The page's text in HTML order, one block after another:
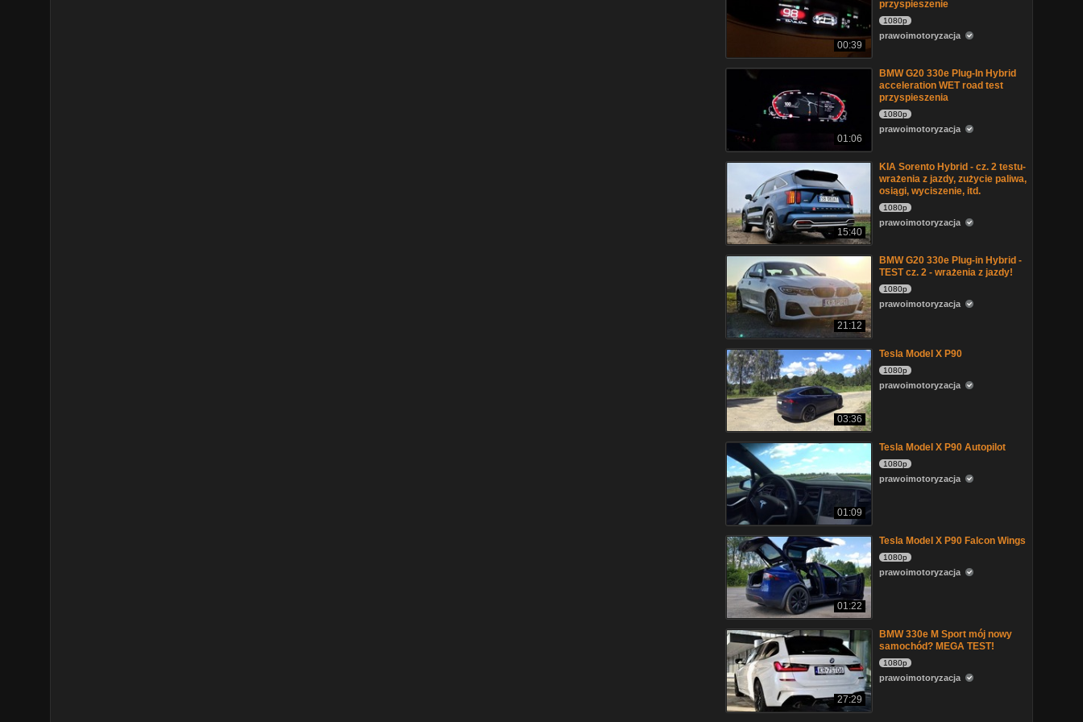
00:39
przyspieszenie
1080p
prawoimotoryzacja
01:06
BMW G20 330e Plug-In Hybrid
acceleration WET road test
przyspieszenia
1080p
prawoimotoryzacja
15:40
KIA Sorento Hybrid - cz. 2 testu-
wrażenia z jazdy, zużycie paliwa,
osiągi, wyciszenie, itd.
1080p
prawoimotoryzacja
21:12
BMW G20 330e Plug-in Hybrid -
TEST cz. 2 - wrażenia z jazdy!
1080p
prawoimotoryzacja
03:36
Tesla Model X P90
1080p
prawoimotoryzacja
01:09
Tesla Model X P90 Autopilot
1080p
prawoimotoryzacja
01:22
Tesla Model X P90 Falcon Wings
1080p
prawoimotoryzacja
27:29
BMW 330e M Sport mój nowy
samochód? MEGA TEST!
1080p
prawoimotoryzacja